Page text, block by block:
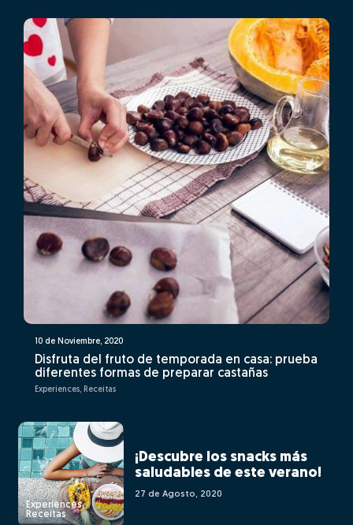
10 de Noviembre, 2020
Disfruta del fruto de temporada en casa: prueba
diferentes formas de preparar castañas
Experiences, Receitas
Experiences,
Receitas
¡Descubre los snacks más
saludables de este verano!
27 de Agosto, 2020